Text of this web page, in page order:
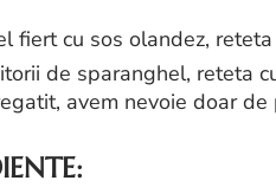
fiert cu sos olandez,
de sparanghel, reteta
avem nevoie doar